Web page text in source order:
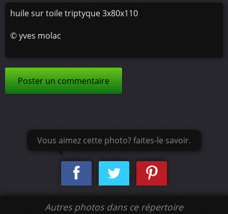
huile sur toile triptyque 3x80x110
©yves molac
Poster un commentaire
Vous aimez cette photo? faites-le savoir.
Autres photos dans ce répertoire